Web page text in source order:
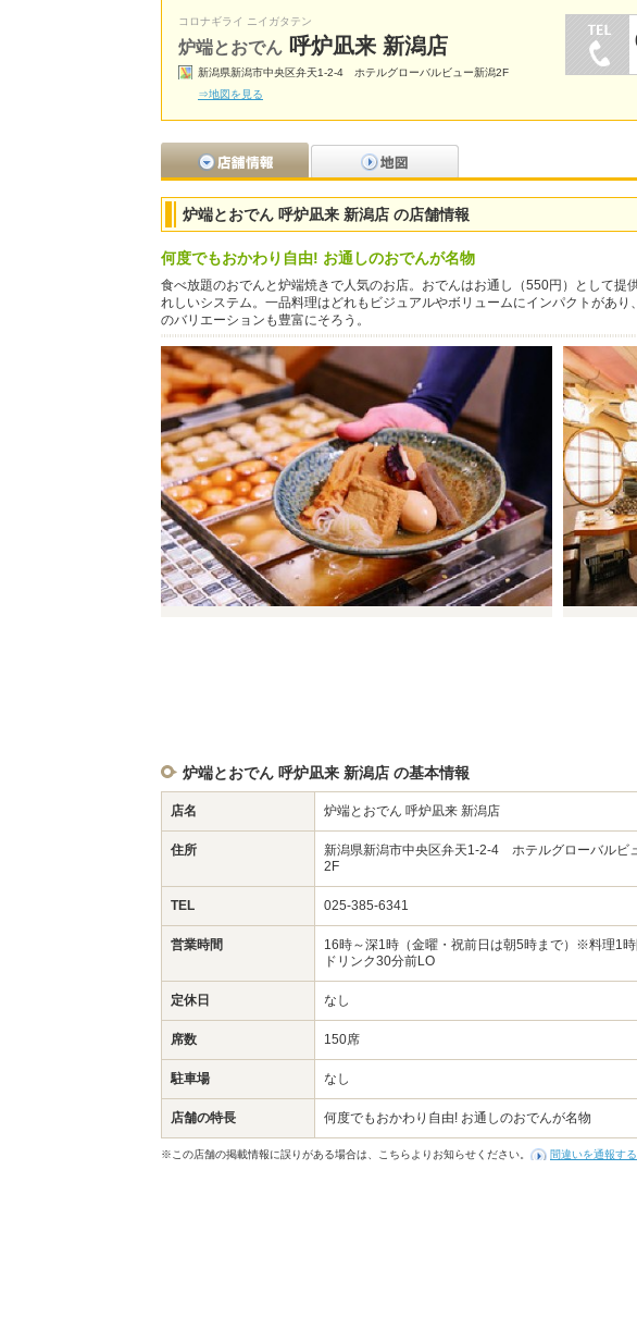
コロナギライ ニイガタテン
炉端とおでん 呼炉凪来 新潟店
新潟県新潟市中央区弁天1-2-4 ホテルグローバルビュー新潟2F
⇒地図を見る
炉端とおでん 呼炉凪来 新潟店 の店舗情報
何度でもおかわり自由! お通しのおでんが名物
食べ放題のおでんと炉端焼きで人気のお店。おでんはお通し（550円）として提
れしいシステム。一品料理はどれもビジュアルやボリュームにインパクトがあ
のバリエーションも豊富にそろう。
炉端とおでん 呼炉凪来 新潟店 の基本情報
店名 炉端とおでん 呼炉凪来 新潟店
住所
新潟県新潟市中央区弁天1-2-4 ホテルグローバルビ
2F
TEL 025-385-6341
営業時間
16時～深1時（金曜・祝前日は朝5時まで）※料理1時
ドリンク30分前LO
定休日 なし
席数 150席
駐車場 なし
店舗の特長 何度でもおかわり自由! お通しのおでんが名物
※この店舗の掲載情報に誤りがある場合は、こちらよりお知らせください。 間違いを通報する